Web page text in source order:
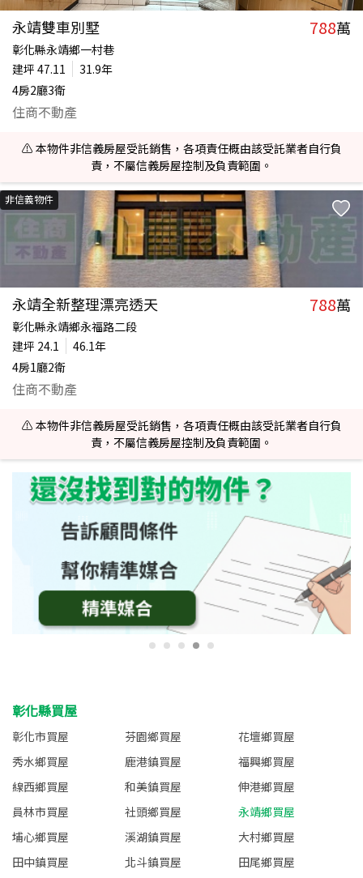
永靖雙車別墅 788萬
彰化縣永靖鄉一村巷
建坪 47.11
31.9年
4房2廳3衛
住商不動產
⚠️ 本物件非信義房屋受託銷售，各項責任概由該受託業者自行負
責，不屬信義房屋控制及負責範圍。
非信義物件
永靖全新整理漂亮透天 788萬
彰化縣永靖鄉永福路二段
建坪 24.1
46.1年
4房1廳2衛
住商不動產
⚠️ 本物件非信義房屋受託銷售，各項責任概由該受託業者自行負
責，不屬信義房屋控制及負責範圍。
彰化縣買屋
彰化市買屋 芬園鄉買屋
花壇鄉買屋
秀水鄉買屋
鹿港鎮買屋
福興鄉買屋
線西鄉買屋
和美鎮買屋
伸港鄉買屋
員林市買屋
社頭鄉買屋
永靖鄉買屋
埔心鄉買屋
溪湖鎮買屋
大村鄉買屋
田中鎮買屋
北斗鎮買屋
田尾鄉買屋